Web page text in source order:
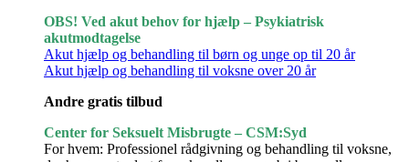
OBS! Ved akut behov for hjælp – Psykiatrisk
akutmodtagelse
Akut hjælp og behandling til børn og unge op til 20 år
Akut hjælp og behandling til voksne over 20 år
Andre gratis tilbud
Center for Seksuelt Misbrugte – CSM:Syd
For hvem: Professionel rådgivning og behandling til voksne,